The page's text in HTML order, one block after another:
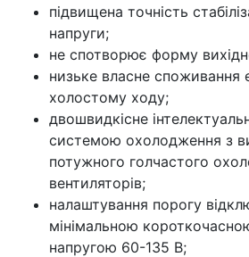
підвищена точність
напруги;
не спотворює форму
низьке власне споживання
холостому ходу;
двошвидкісне
системою охолодження з
потужного голчастого
вентиляторів;
налаштування порогу
мінімальною
напругою 60-135 В;